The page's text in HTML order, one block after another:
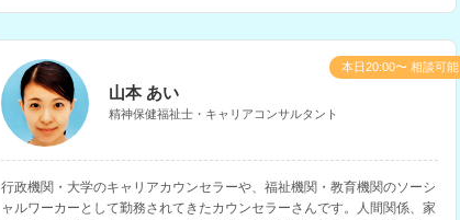
山本 あい
精神保健福祉士・キャリアコンサルタント
行政機関・大学のキャリアカウンセラーや、福祉機関・教育機関のソーシ
ャルワーカーとして勤務されてきたカウンセラーさんです。人間関係、家
本日20:00〜 相談可能